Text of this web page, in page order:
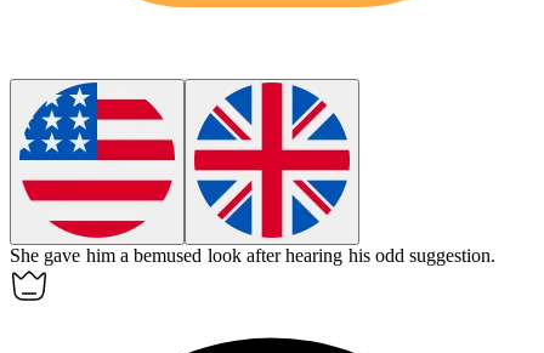
She gave him abemused look after hearing his odd suggestion.